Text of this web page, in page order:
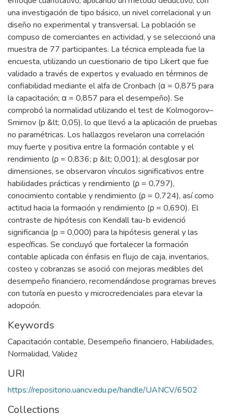
una investigación de tipo básico, un nivel correlacional y un
diseño no experimental y transversal. La población se
compuso de comerciantes en actividad, y se seleccionó una
muestra de 77 participantes. La técnica empleada fue la
encuesta, utilizando un cuestionario de tipo Likert que fue
validado a través de expertos y evaluado en términos de
confiabilidad mediante el alfa de Cronbach (α = 0,875 para
la capacitación; α = 0,857 para el desempeño). Se
comprobó la normalidad utilizando el test de Kolmogorov–
Smirnov (p &lt; 0,05), lo que llevó a la aplicación de pruebas
no paramétricas. Los hallazgos revelaron una correlación
muy fuerte y positiva entre la formación contable y el
rendimiento (ρ = 0,836; p &lt; 0,001); al desglosar por
dimensiones, se observaron vínculos significativos entre
habilidades prácticas y rendimiento (ρ = 0,797),
conocimiento contable y rendimiento (ρ = 0,724), así como
actitud hacia la formación y rendimiento (ρ = 0,690). El
contraste de hipótesis con Kendall tau-b evidenció
significancia (p = 0,000) para la hipótesis general y las
específicas. Se concluyó que fortalecer la formación
contable aplicada con énfasis en flujo de caja, inventarios,
costeo y cobranzas se asoció con mejoras medibles del
desempeño financiero, recomendándose programas breves
con tutoría en puesto y microcredenciales para elevar la
adopción.
Keywords
Capacitación contable, Desempeño financiero, Habilidades,
Normalidad, Validez
URI
https://repositorio.uancv.edu.pe/handle/UANCV/6502
Collections